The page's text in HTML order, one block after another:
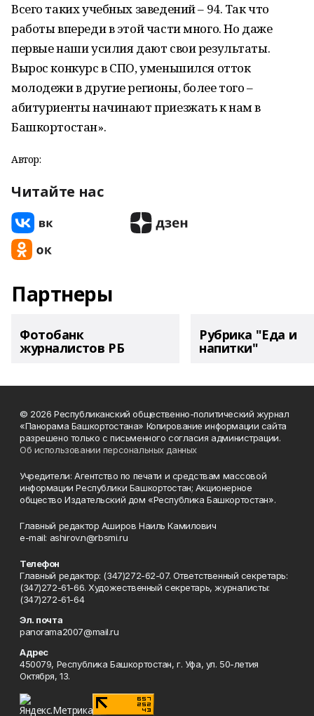
Всего таких учебных заведений – 94. Так что
работы впереди в этой части много. Но даже
первые наши усилия дают свои результаты.
Вырос конкурс в СПО, уменьшился отток
молодежи в другие регионы, более того –
абитуриенты начинают приезжать к нам в
Башкортостан».
Автор:
Читайте нас
Партнеры
Фотобанк
журналистов РБ
Рубрика "Еда и
напитки"
© 2026 Республиканский общественно-политический журнал
«Панорама Башкортостана» Копирование информации сайта
разрешено только с письменного согласия администрации.
Об использовании персональных данных
Учредители: Агентство по печати и средствам массовой
информации Республики Башкортостан; Акционерное
общество Издательский дом «Республика Башкортостан».
Главный редактор Аширов Наиль Камилович
e-mail: ashirov.n@rbsmi.ru
Телефон
Главный редактор: (347)272-62-07. Ответственный секретарь:
(347)272-61-66. Художественный секретарь, журналисты:
(347)272-61-64
Эл. почта
panorama2007@mail.ru
Адрес
450079, Республика Башкортостан, г. Уфа, ул. 50-летия
Октября, 13.